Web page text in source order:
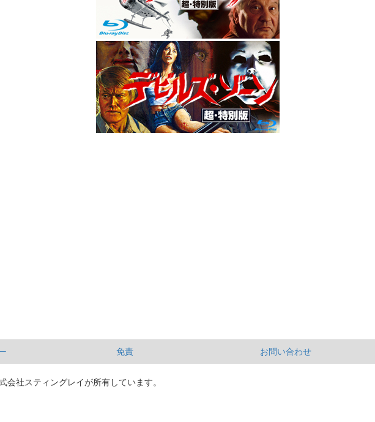
免責 お問い合わせ
社スティングレイが所有しています。